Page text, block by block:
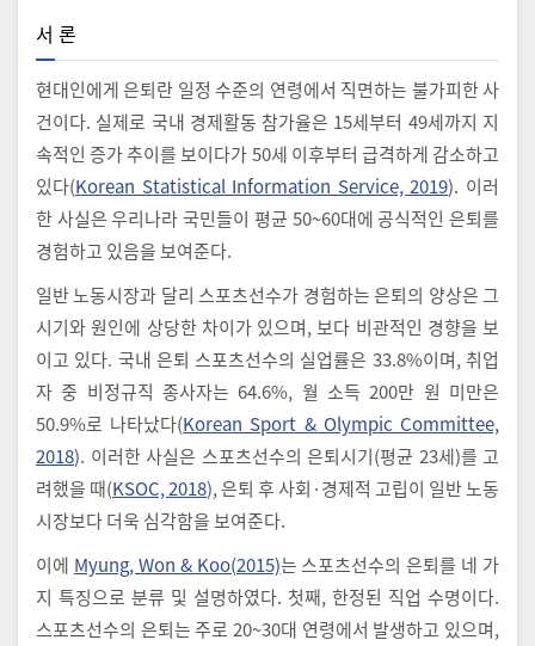
서 론
현대인에게 은퇴란 일정 수준의 연령에서 직면하는 불가피한 사
건이다. 실제로 국내 경제활동 참가율은 15세부터 49세까지 지
속적인 증가 추이를 보이다가 50세 이후부터 급격하게 감소하고
있다(Korean Statistical Information Service, 2019). 이러
한 사실은 우리나라 국민들이 평균 50~60대에 공식적인 은퇴를
경험하고 있음을 보여준다.
일반 노동시장과 달리 스포츠선수가 경험하는 은퇴의 양상은 그
시기와 원인에 상당한 차이가 있으며, 보다 비관적인 경향을 보
이고 있다. 국내 은퇴 스포츠선수의 실업률은 33.8%이며, 취업
자 중 비정규직 종사자는 64.6%, 월 소득 200만 원 미만은
50.9%로 나타났다(Korean Sport & Olympic Committee,
2018). 이러한 사실은 스포츠선수의 은퇴시기(평균 23세)를 고
려했을 때(KSOC, 2018), 은퇴 후 사회·경제적 고립이 일반 노동
시장보다 더욱 심각함을 보여준다.
이에 Myung, Won & Koo(2015)는 스포츠선수의 은퇴를 네 가
지 특징으로 분류 및 설명하였다. 첫째, 한정된 직업 수명이다.
스포츠선수의 은퇴는 주로 20~30대 연령에서 발생하고 있으며,